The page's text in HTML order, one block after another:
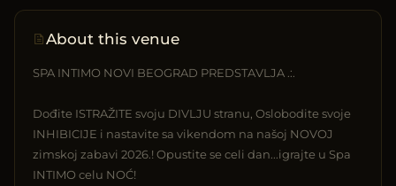
About this venue
SPA INTIMO NOVI BEOGRAD PREDSTAVLJA .:.
Dođite ISTRAŽITE svoju DIVLJU stranu, Oslobodite svoje
INHIBICIJE i nastavite sa vikendom na našoj NOVOJ
zimskoj zabavi 2026.! Opustite se celi dan...igrajte u Spa
INTIMO celu NOĆ!